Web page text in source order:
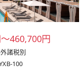
460,700円
諸税別
100